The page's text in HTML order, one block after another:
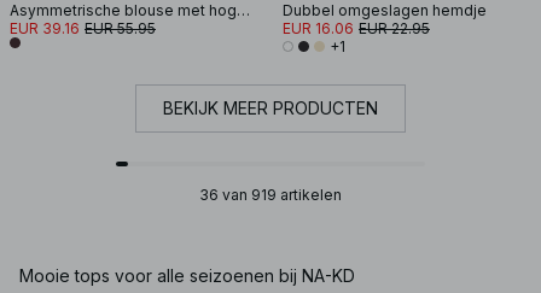
Asymmetrische blouse met hoge hals
EUR 39.16 EUR 55.95
Dubbel omgeslagen hemdje
EUR 16.06 EUR 22.95
+1
BEKIJK MEER PRODUCTEN
36 van 919 artikelen
Mooie tops voor alle seizoenen bij NA-KD